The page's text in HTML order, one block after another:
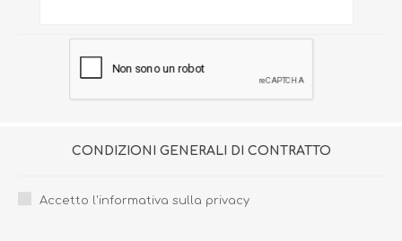
CONDIZIONI GENERALI DI CONTRATTO
Accetto l'informativa sulla privacy